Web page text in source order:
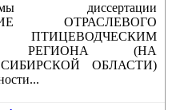
диссертации
ОТРАСЛЕВОГО
РЕГИОНА (НА
ОБЛАСТИ)